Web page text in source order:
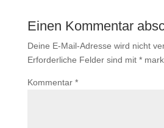
Einen Kommentar
Deine E-Mail-Adresse wird nicht
Erforderliche Felder sind mit *
Kommentar *